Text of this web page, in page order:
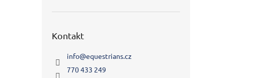
Kontakt
info@equestrians.cz
770 433 249